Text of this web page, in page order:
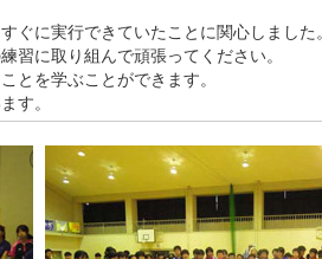
ぐに実行できていたことに関心しました。
習に取り組んで頑張ってください。
とを学ぶことができます。
す。